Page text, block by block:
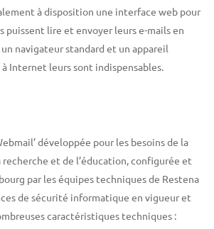
à disposition une interface web pour
puissent lire et envoyer leurs e-mails en
navigateur standard et un appareil
Internet leurs sont indispensables.
développée pour les besoins de la
et de l’éducation, configurée et
par les équipes techniques de Restena
de sécurité informatique en vigueur et
caractéristiques techniques :